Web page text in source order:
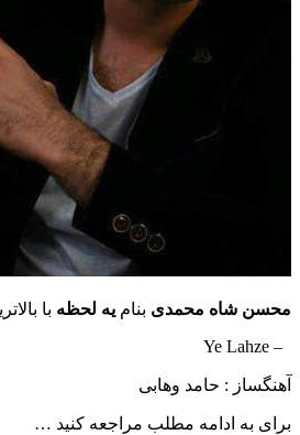
محمدیبنامیه لحظهبا بالاترین کیفیت
: حامد وهابی
ادامه مطلب مراجعه کنید …